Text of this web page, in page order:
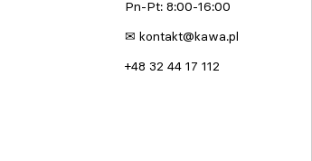
Pn-Pt: 8:00-16:00
✉ kontakt@kawa.pl
+48 32 44 17 112